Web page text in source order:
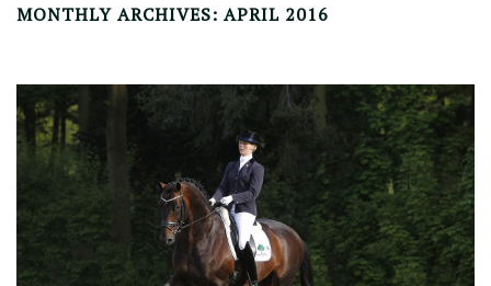
HOME
GESCHICHTE
TEAM
STELLEN
HENGSTE
MONTHLY ARCHIVES: APRIL 2016